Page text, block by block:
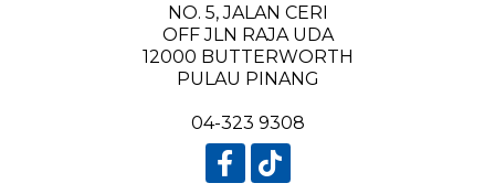
NO. 5, JALAN CERI
OFF JLN RAJA UDA
12000 BUTTERWORTH
PULAU PINANG
04-323 9308